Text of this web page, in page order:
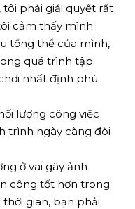
tôi phải giải quyết rất
cảm thấy mình
tổng thể của mình,
quá trình tập
nhất định phù
lượng công việc
trình ngày càng đòi
ở vai gây ảnh
công tốt hơn trong
gian, bạn phải